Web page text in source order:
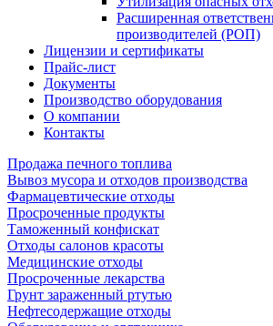
Расширенная
производителей (РОП)
Лицензии и сертификаты
Прайс-лист
Документы
Производство оборудования
О компании
Контакты
Продажа печного топлива
Вывоз мусора и отходов производства
Фармацевтические отходы
Просроченные продукты
Таможенный конфискат
Отходы салонов красоты
Медицинские отходы
Просроченные лекарства
Грунт зараженный ртутью
Нефтесодержащие отходы